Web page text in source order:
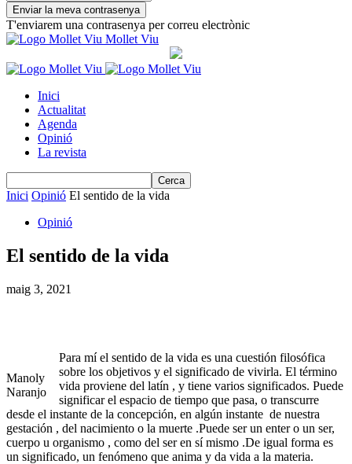
T'enviarem una contrasenya per correu electrònic
Mollet Viu
Inici
Actualitat
Agenda
Opinió
La revista
Inici Opinió El sentido de la vida
Opinió
El sentido de la vida
maig 3, 2021
Manoly
Naranjo
Para mí el sentido de la vida es una cuestión filosófica
sobre los objetivos y el significado de vivirla. El término
vida proviene del latín , y tiene varios significados. Puede
significar el espacio de tiempo que pasa, o transcurre
desde el instante de la concepción, en algún instante de nuestra
gestación , del nacimiento o la muerte .Puede ser un enter o un ser,
cuerpo u organismo , como del ser en sí mismo .De igual forma es
un significado, un fenómeno que anima y da vida a la materia.